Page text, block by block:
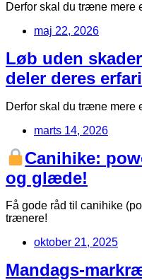
Derfor skal du træne mere
maj 22, 2026
Løb uden
deler deres
Derfor skal du træne mere
marts 14, 2026
Canihike:
og glæde!
Få gode råd til canihike
trænere!
oktober 21, 2025
Mandags-